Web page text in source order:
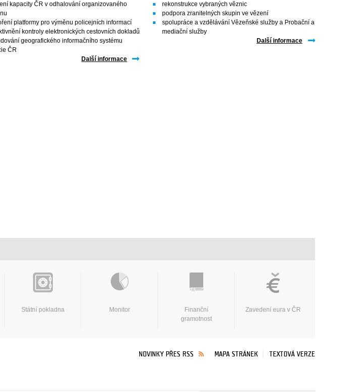
kapacity ČR v odhalování organizovaného
platformy pro výměnu policejních informací
kontroly elektronických cestovních dokladů
geografického informačního systému
ČR
Další informace
rekonstrukce vybraných věznic
podpora zranitelných skupin ve vězení
spolupráce a vzdělávání Vězeňské služby a Probační a
mediační služby
Další informace
Státní pokladna Monitor
Finanční
gramotnost
Zavedení eura v ČR
NOVINKY PŘES RSS MAPA STRÁNEK TEXTOVÁ VERZE